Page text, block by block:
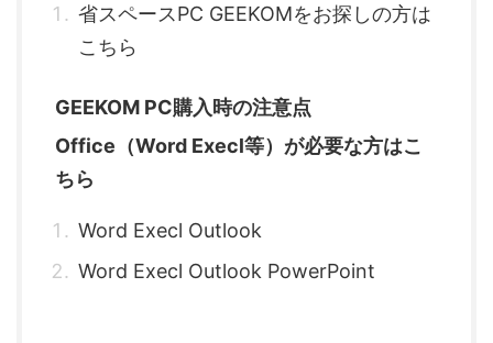
省スペースPC GEEKOMをお探しの方は
こちら
GEEKOM PC購入時の注意点
Office（Word Execl等）が必要な方はこ
ちら
Word Execl Outlook
Word Execl Outlook PowerPoint